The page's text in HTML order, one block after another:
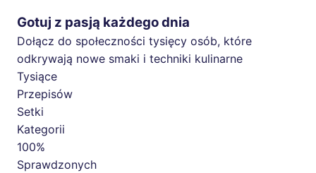
Gotuj z pasją każdego dnia
Dołącz do społeczności tysięcy osób, które
odkrywają nowe smaki i techniki kulinarne
Tysiące
Przepisów
Setki
Kategorii
100%
Sprawdzonych